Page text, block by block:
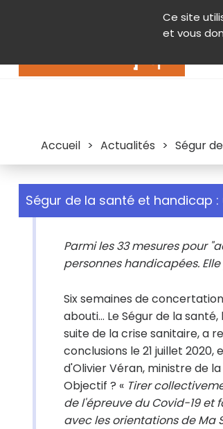
Ce site
et vous
Contenu Aide et
Accueil > Actualités > Ségur
Ségur de la santé et handicap
Parmi les 33 mesures pour
personnes handicapées.
Six semaines de
abouti… Le Ségur de la
suite de la crise sanitaire, a
conclusions le 21 juillet 2020,
d'Olivier Véran, ministre de la
Objectif ? « Tirer
de l'épreuve du Covid-19 et
avec les orientations de Ma